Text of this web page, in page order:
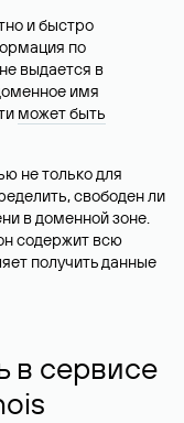
и быстро
по
выдается в
имя
может быть
не только для
свободен ли
в доменной зоне.
содержит всю
получить данные
в сервисе